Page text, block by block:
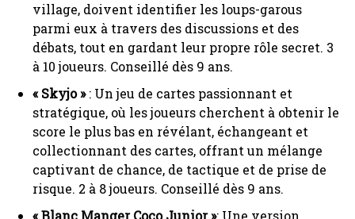
village, doivent identifier les loups-garous
parmi eux à travers des discussions et des
débats, tout en gardant leur propre rôle secret. 3
à 10 joueurs. Conseillé dès 9 ans.
« Skyjo »: Un jeu de cartes passionnant et
stratégique, où les joueurs cherchent à obtenir le
score le plus bas en révélant, échangeant et
collectionnant des cartes, offrant un mélange
captivant de chance, de tactique et de prise de
risque. 2 à 8 joueurs. Conseillé dès 9 ans.
« Blanc Manger Coco Junior »: Une version